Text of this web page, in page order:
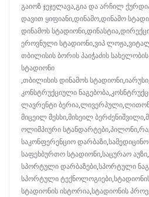
გაიოზ ჯეჯელავა,გია და არჩილ
დავით ყიფიანი,დინამო,დინამო
დინამოს სტადიონი,დინასტია,
ეროვნული სტადიონი,ვიპ ლოჟა,
თბილისის ბორის პაიჭაძის
სტადიონი
,თბილისის დინამოს სტადიონი,იარუსი
კონსტრუქციული ნაგებობა,
ლავრენტი ბერია,ლივერპული,
მიცეილ მესხი,მიხეილ ბერძენიშვილი,
ოლიმპიური სტანდარტები,პილონი,
საკონფერენციო დარბაზი,
საფეხბურთო სტადიონი,საცურაო აუზი,
სპორტული დარბაზები,სპორტული
სპორტული ტექნოლოგიები,
სტადიონის ისტორია,სტადიონის